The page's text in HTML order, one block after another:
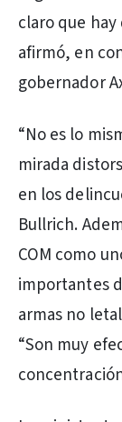
claro que
afirmó, en
gobernador
“No es lo
mirada
en los
Bullrich.
COM como
importantes
armas no
“Son muy